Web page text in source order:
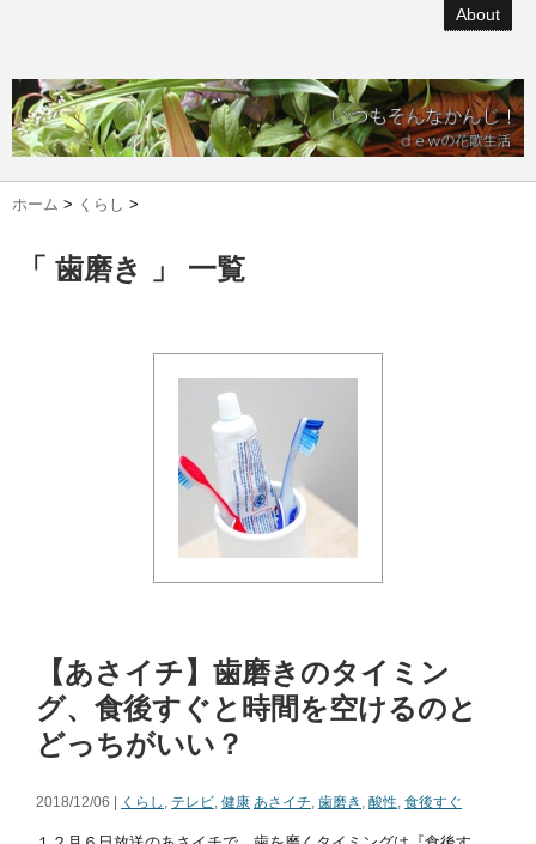
About
ホーム > くらし >
「 歯磨き 」 一覧
【あさイチ】歯磨きのタイミン
グ、食後すぐと時間を空けるのと
どっちがいい？
2018/12/06 | くらし , テレビ, 健康 あさイチ, 歯磨き , 酸性, 食後すぐ